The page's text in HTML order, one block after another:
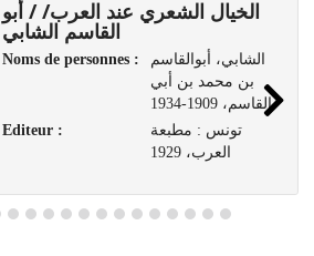
الخيال الشعري عند العرب/ / أبو
القاسم الشابي
Noms de personnes :
الشابي، أبوالقاسم
بن محمد بن أبي
القاسم، 1909-1934
Editeur :
تونس : مطبعة
العرب، 1929